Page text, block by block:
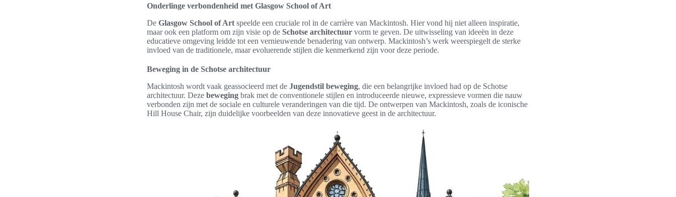
Onderlinge verbondenheid met Glasgow School of Art
De Glasgow School of Art speelde een cruciale rol in de carrière van Mackintosh. Hier vond hij niet alleen inspiratie,
maar ook een platform om zijn visie op de Schotse architectuur vorm te geven. De uitwisseling van ideeën in deze
educatieve omgeving leidde tot een vernieuwende benadering van ontwerp. Mackintosh’s werk weerspiegelt de sterke
invloed van de traditionele, maar evoluerende stijlen die kenmerkend zijn voor deze periode.
Beweging in de Schotse architectuur
Mackintosh wordt vaak geassocieerd met de Jugendstil beweging, die een belangrijke invloed had op de Schotse
architectuur. Deze beweging brak met de conventionele stijlen en introduceerde nieuwe, expressieve vormen die nauw
verbonden zijn met de sociale en culturele veranderingen van die tijd. De ontwerpen van Mackintosh, zoals de iconische
Hill House Chair, zijn duidelijke voorbeelden van deze innovatieve geest in de architectuur.